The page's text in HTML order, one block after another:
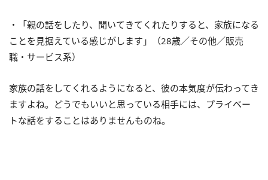
・「親の話をしたり、聞いてきてくれたりすると、家族になる
ことを見据えている感じがします」（28歳／その他／販売
職・サービス系）
家族の話をしてくれるようになると、彼の本気度が伝わってき
ますよね。どうでもいいと思っている相手には、プライベー
トな話をすることはありませんものね。